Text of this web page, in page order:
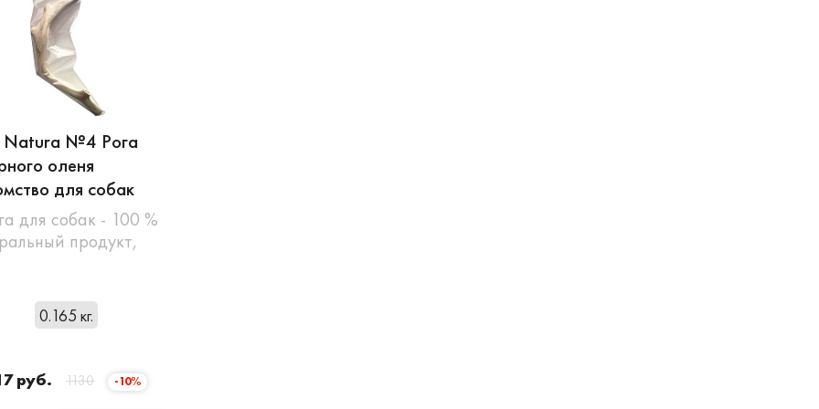
Natura №4 Рога
оленя
для собак
для собак - 100 %
продукт,
0.165 кг.
руб. 1130 -10%